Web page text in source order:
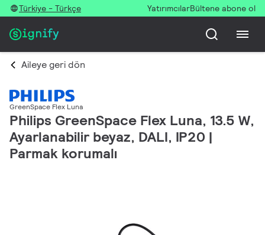
Türkiye - Türkçe YatırımcılarBültene abone ol
Aileye geri dön
GreenSpace Flex Luna
Philips GreenSpace Flex Luna, 13.5 W,
Ayarlanabilir beyaz, DALI, IP20 |
Parmak korumalı